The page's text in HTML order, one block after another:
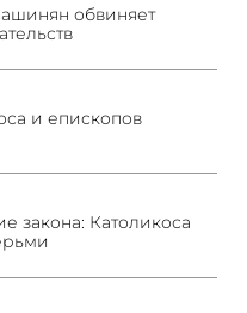
обвиняет
и епископов
закона: Католикоса